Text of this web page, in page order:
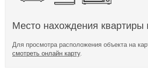
Место нахождения квартиры
Для просмотра расположения объекта на
смотреть онлайн карту.